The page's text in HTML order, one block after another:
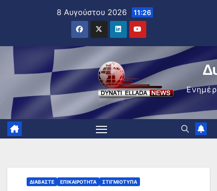
8 Αυγούστου 2026 11:26
ΔΙΑΒΆΣΤΕ ΕΠΙΚΑΙΡΌΤΗΤΑ ΣΤΙΓΜΙΌΤΥΠΑ